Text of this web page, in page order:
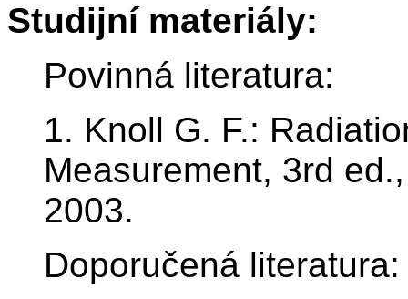
Studijní materiály:
Povinná literatura:
1. Knoll G. F.:
Measurement, 3rd
2003.
Doporučená literatura: